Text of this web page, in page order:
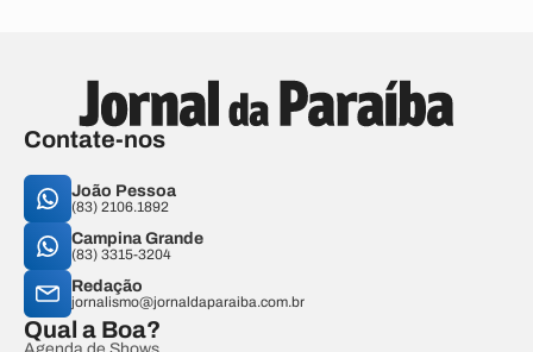
Contate-nos
João Pessoa
(83) 2106.1892
Campina Grande
(83) 3315-3204
Redação
jornalismo@jornaldaparaiba.com.br
Qual a Boa?